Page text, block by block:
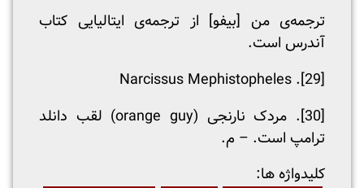
ترجمه‌ی من [بیفو] از ترجمه‌ی ایتالیایی کتاب
آندرس است.
[29]
. Narcissus Mephistopheles
[30]
. مردک نارنجی (orange guy) لقب دانلد
ترامپ است. – م.
:کلیدواژه ها